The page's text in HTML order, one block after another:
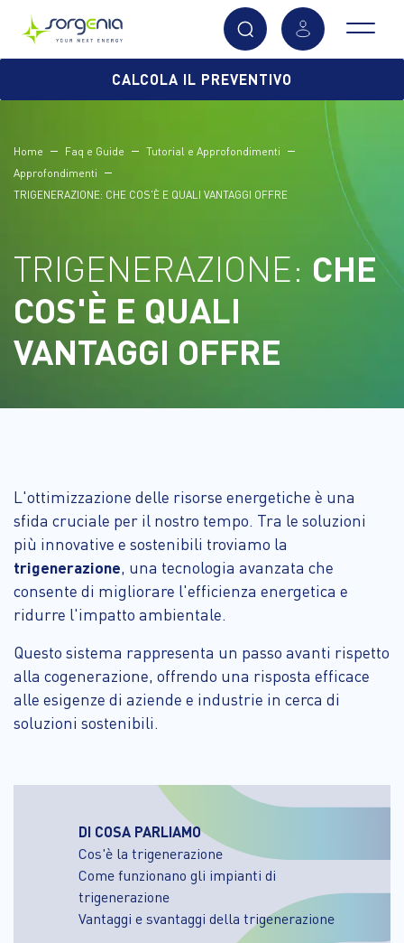
Home Faq e Guide
Tutorial e Approfondimenti
Approfondimenti
TRIGENERAZIONE: CHE COS'È E QUALI VANTAGGI OFFRE
TRIGENERAZIONE: CHE
COS'È E QUALI
VANTAGGI OFFRE
CALCOLA IL PREVENTIVO
L'ottimizzazione delle risorse energetiche è una
sfida cruciale per il nostro tempo. Tra le soluzioni
più innovative e sostenibili troviamo la
trigenerazione, una tecnologia avanzata che
consente di migliorare l'efficienza energetica e
ridurre l'impatto ambientale.
Questo sistema rappresenta un passo avanti rispetto
alla cogenerazione, offrendo una risposta efficace
alle esigenze di aziende e industrie in cerca di
soluzioni sostenibili.
DI COSA PARLIAMO
Cos'è la trigenerazione
Come funzionano gli impianti di
trigenerazione
Vantaggi e svantaggi della trigenerazione